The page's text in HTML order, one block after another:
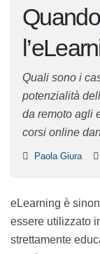
Quali sono i
potenzialità
corsi online
eLearning è